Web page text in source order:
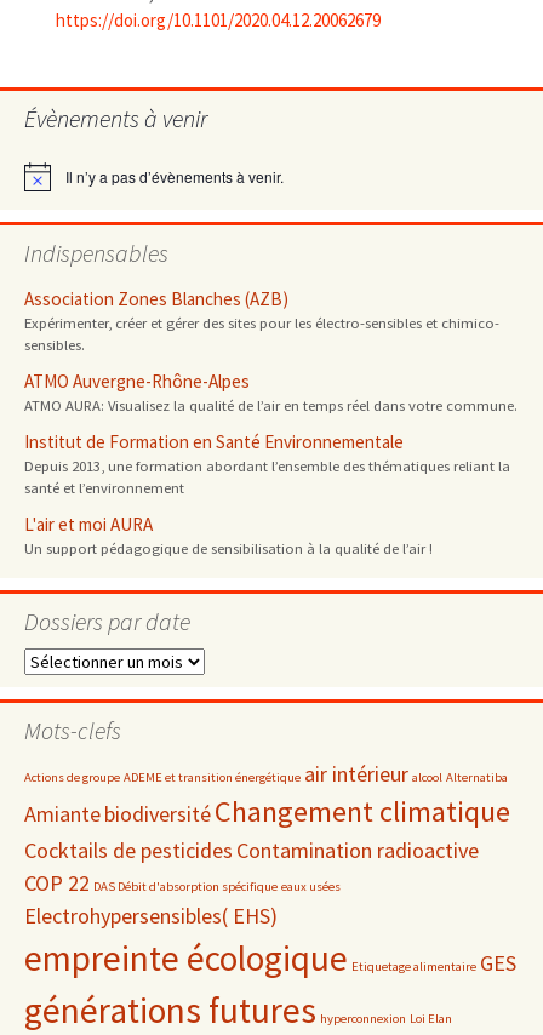
https://doi.org/10.1101/2020.04.12.20062679
Évènements à venir
Notice Il n’y a pas d’évènements à venir.
Indispensables
Association Zones Blanches (AZB)
Expérimenter, créer et gérer des sites pour les électro-sensibles et chimico-
sensibles.
ATMO Auvergne-Rhône-Alpes
ATMO AURA: Visualisez la qualité de l’air en temps réel dans votre commune.
Institut de Formation en Santé Environnementale
Depuis 2013, une formation abordant l’ensemble des thématiques reliant la
santé et l’environnement
L'air et moi AURA
Un support pédagogique de sensibilisation à la qualité de l’air !
Dossiers par date
Dossiers
date
Mots-clefs
Actions de groupe ADEME et transition énergétique air intérieur alcool Alternatiba
AmiantebiodiversitéChangement climatique
Cocktails de pesticides Contamination radioactive
COP 22 DAS Débit d'absorption spécifique eaux usées
Electrohypersensibles( EHS)
empreinte écologique Etiquetage alimentaire GES
générations futures hyperconnexion Loi Elan